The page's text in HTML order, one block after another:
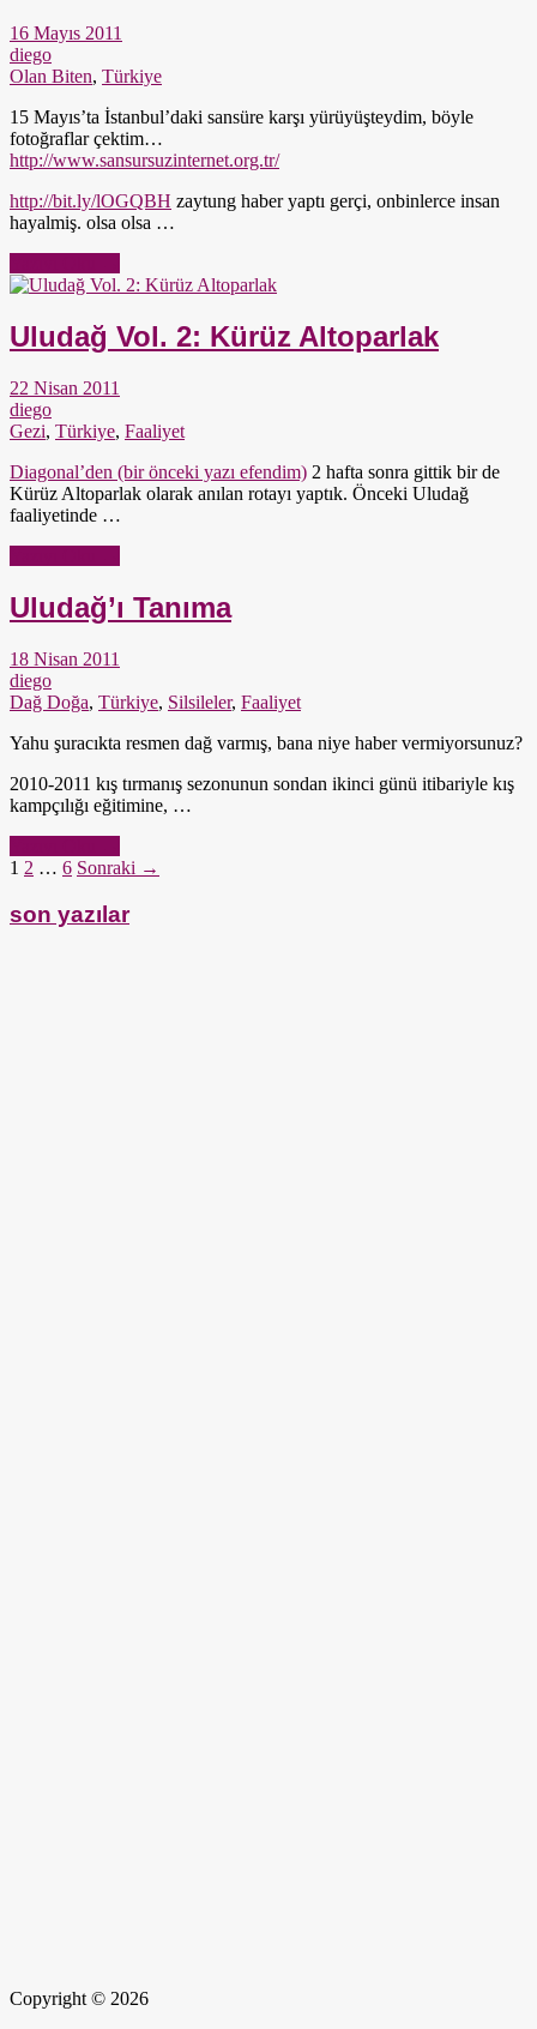
16 Mayıs 2011
diego
Olan Biten, Türkiye
15 Mayıs’ta İstanbul’daki sansüre karşı yürüyüşteydim, böyle
fotoğraflar çektim…
http://www.sansursuzinternet.org.tr/
http://bit.ly/lOGQBH zaytung haber yaptı gerçi, onbinlerce insan
hayalmiş. olsa olsa …
Uludağ Vol. 2: Kürüz Altoparlak
22 Nisan 2011
diego
Gezi, Türkiye, Faaliyet
Diagonal’den (bir önceki yazı efendim) 2 hafta sonra gittik bir de
Kürüz Altoparlak olarak anılan rotayı yaptık. Önceki Uludağ
faaliyetinde …
Uludağ’ı Tanıma
18 Nisan 2011
diego
Dağ Doğa, Türkiye, Silsileler, Faaliyet
Yahu şuracıkta resmen dağ varmış, bana niye haber vermiyorsunuz?
2010-2011 kış tırmanış sezonunun sondan ikinci günü itibariyle kış
kampçılığı eğitimine, …
1 2 … 6 Sonraki →
son yazılar
Copyright © 2026